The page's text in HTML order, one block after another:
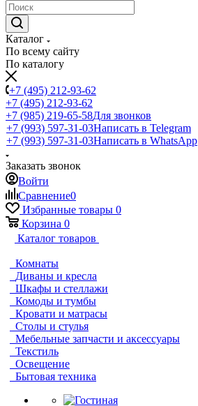
Каталог
По всему сайту
По каталогу
+7 (495) 212-93-62
+7 (495) 212-93-62
+7 (985) 219-65-58Для звонков
+7 (993) 597-31-03Написать в Telegram
+7 (993) 597-31-03Написать в WhatsApp
Заказать звонок
Войти
Сравнение0
Избранные товары 0
Корзина 0
Каталог товаров
Комнаты
Диваны и кресла
Шкафы и стеллажи
Комоды и тумбы
Кровати и матрасы
Столы и стулья
Мебельные запчасти и аксессуары
Текстиль
Освещение
Бытовая техника